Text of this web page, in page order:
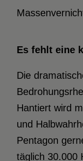
Es fehlt eine
Die
Hantiert wird
und
Pentagon
täglich 30.000